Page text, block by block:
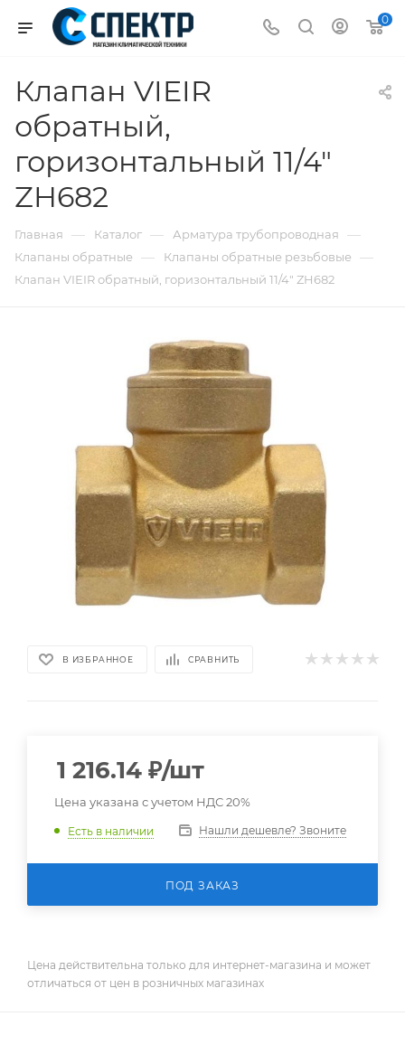
0
Клапан VIEIR
обратный,
горизонтальный 11/4"
ZH682
Главная — Каталог — Арматура трубопроводная —
Клапаны обратные — Клапаны обратные резьбовые —
Клапан VIEIR обратный, горизонтальный 11/4" ZH682
В ИЗБРАННОЕ СРАВНИТЬ
1 216.14 ₽/шт
Цена указана с учетом НДС 20%
Есть в наличии Нашли дешевле? Звоните
ПОД ЗАКАЗ
Цена действительна только для интернет-магазина и может
отличаться от цен в розничных магазинах